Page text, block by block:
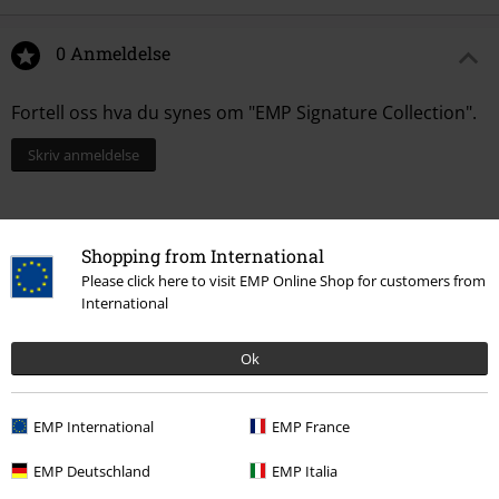
Shopping from International
Please click here to visit EMP Online Shop for customers from
International
Ok
EMP International EMP France
EMP Deutschland EMP Italia
0 Anmeldelse
Fortell oss hva du synes om "EMP Signature Collection".
Skriv anmeldelse
Siste besøk